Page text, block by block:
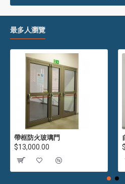
最多人瀏覽
帶框防火玻璃門
$13,000.00